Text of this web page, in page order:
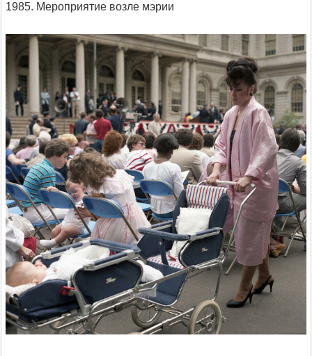
1985. Мероприятие возле мэрии